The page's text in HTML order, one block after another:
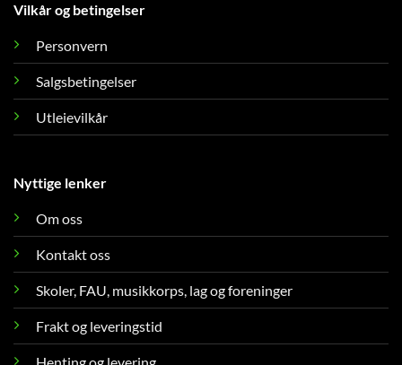
Vilkår og betingelser
Personvern
Salgsbetingelser
Utleievilkår
Nyttige lenker
Om oss
Kontakt oss
Skoler, FAU, musikkorps, lag og foreninger
Frakt og leveringstid